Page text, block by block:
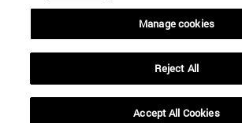
Manage cookies
Reject All
Accept All Cookies